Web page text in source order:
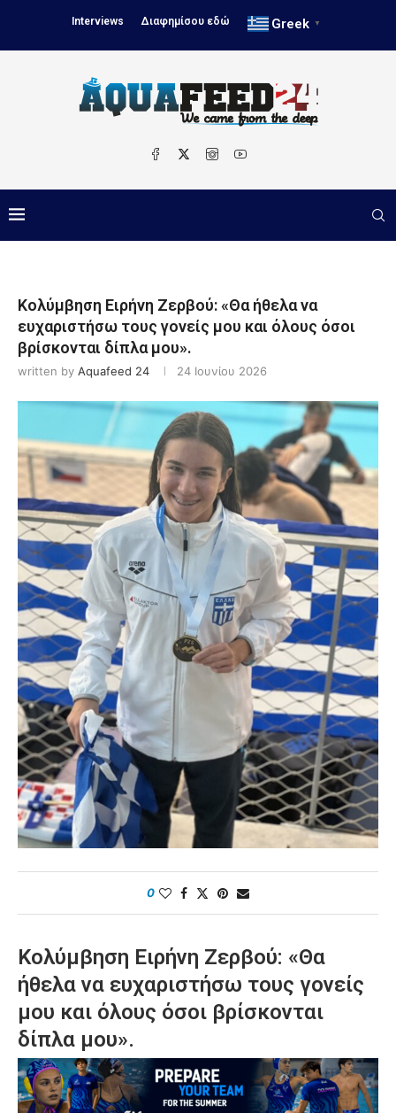
Interviews Διαφημίσου εδώ Greek ▼
Κολύμβηση Ειρήνη Ζερβού: «Θα ήθελα να
ευχαριστήσω τους γονείς μου και όλους όσοι
βρίσκονται δίπλα μου».
written by Aquafeed 24 24 Ιουνίου 2026
0
Κολύμβηση Ειρήνη Ζερβού: «Θα
ήθελα να ευχαριστήσω τους γονείς
μου και όλους όσοι βρίσκονται
δίπλα μου».